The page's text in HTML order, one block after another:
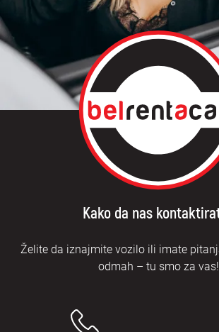
Kako da nas
Želite da iznajmite vozilo ili imate
odmah – tu smo za vas!